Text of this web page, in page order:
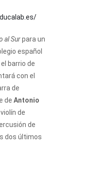
al Surpara un
español
barrio de
con el
de
de Antonio
de
de
dos últimos